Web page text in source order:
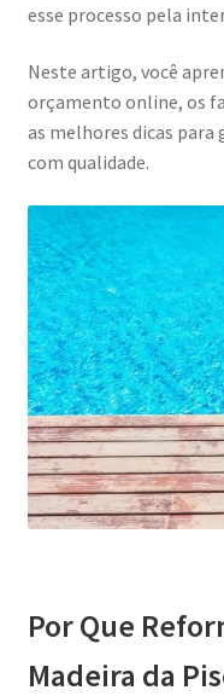
esse processo pela
Neste artigo, você
orçamento online, os
as melhores dicas
com qualidade.
Por Que
Madeira da